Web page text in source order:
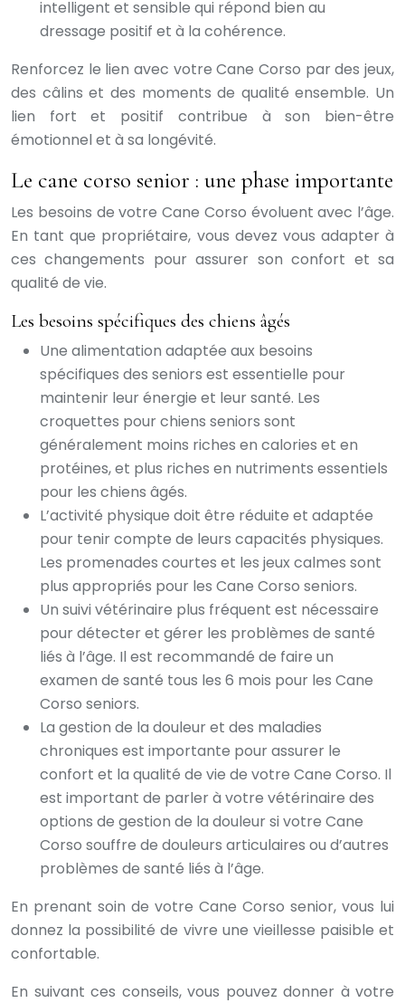
intelligent et sensible qui répond bien au
dressage positif et à la cohérence.
Renforcez le lien avec votre Cane Corso par des jeux,
des câlins et des moments de qualité ensemble. Un
lien fort et positif contribue à son bien-être
émotionnel et à sa longévité.
Le cane corso senior : une phase importante
Les besoins de votre Cane Corso évoluent avec l’âge.
En tant que propriétaire, vous devez vous adapter à
ces changements pour assurer son confort et sa
qualité de vie.
Les besoins spécifiques des chiens âgés
Une alimentation adaptée aux besoins
spécifiques des seniors est essentielle pour
maintenir leur énergie et leur santé. Les
croquettes pour chiens seniors sont
généralement moins riches en calories et en
protéines, et plus riches en nutriments essentiels
pour les chiens âgés.
L’activité physique doit être réduite et adaptée
pour tenir compte de leurs capacités physiques.
Les promenades courtes et les jeux calmes sont
plus appropriés pour les Cane Corso seniors.
Un suivi vétérinaire plus fréquent est nécessaire
pour détecter et gérer les problèmes de santé
liés à l’âge. Il est recommandé de faire un
examen de santé tous les 6 mois pour les Cane
Corso seniors.
La gestion de la douleur et des maladies
chroniques est importante pour assurer le
confort et la qualité de vie de votre Cane Corso. Il
est important de parler à votre vétérinaire des
options de gestion de la douleur si votre Cane
Corso souffre de douleurs articulaires ou d’autres
problèmes de santé liés à l’âge.
En prenant soin de votre Cane Corso senior, vous lui
donnez la possibilité de vivre une vieillesse paisible et
confortable.
En suivant ces conseils, vous pouvez donner à votre